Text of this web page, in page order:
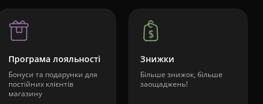
Програма лояльності
Бонуси та подарунки для
постійних клієнтів
магазину
Знижки
Більше знижок, більше
заощаджень!